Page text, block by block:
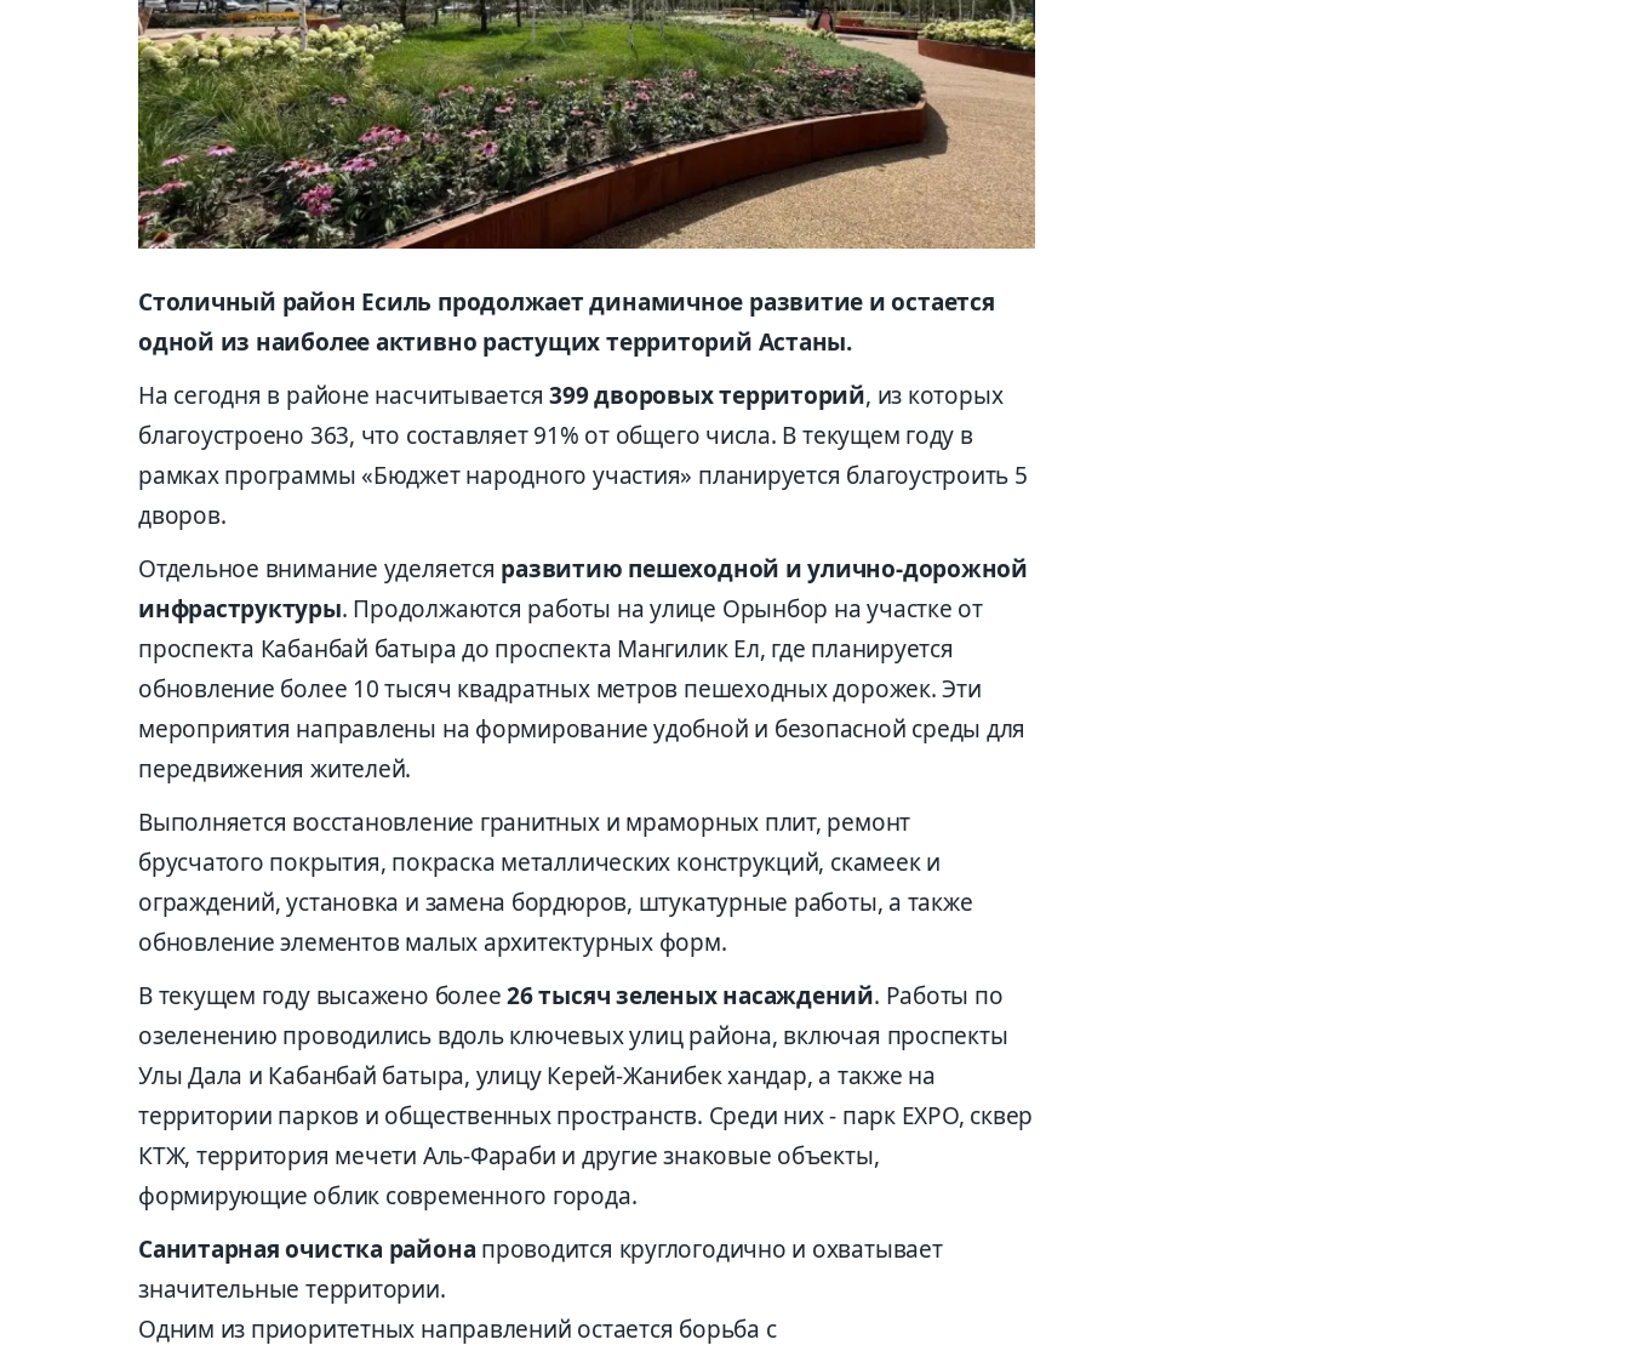
Столичный район Есиль продолжает динамичное развитие и остается
одной из наиболее активно растущих территорий Астаны.
На сегодня в районе насчитывается399дворовых территорий, из которых
благоустроено 363, что составляет 91% от общего числа. В текущем году в
рамках программы «Бюджет народного участия» планируется благоустроить 5
дворов.
Отдельное внимание уделяется развитию пешеходной и улично-дорожной
инфраструктуры. Продолжаются работы на улице Орынбор на участке от
проспекта Кабанбай батыра до проспекта Мангилик Ел, где планируется
обновление более 10 тысяч квадратных метров пешеходных дорожек. Эти
мероприятия направлены на формирование удобной и безопасной среды для
передвижения жителей.
Выполняется восстановление гранитных и мраморных плит, ремонт
брусчатого покрытия, покраска металлических конструкций, скамеек и
ограждений, установка и замена бордюров, штукатурные работы, а также
обновление элементов малых архитектурных форм.
В текущем году высажено более26 тысячзеленых насаждений. Работы по
озеленению проводились вдоль ключевых улиц района, включая проспекты
Улы Дала и Кабанбай батыра, улицу Керей-Жанибек хандар, а также на
территории парков и общественных пространств. Среди них - парк EXPO, сквер
КТЖ, территория мечети Аль-Фараби и другие знаковые объекты,
формирующие облик современного города.
Санитарная очистка района проводится круглогодично и охватывает
значительные территории.
Одним из приоритетных направлений остается борьба с